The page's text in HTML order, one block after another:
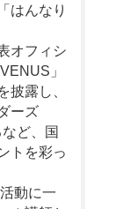
はんなり
オフィシ
」
披露し、
ーズ
ど、国
トを彩っ
動に一